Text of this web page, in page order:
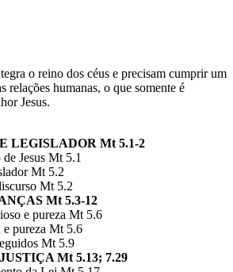
o reino dos céus e precisam cumprir um
relações humanas, o que somente é
Jesus.
LEGISLADOR Mt 5.1-2
Jesus Mt 5.1
Mt 5.2
Mt 5.2
Mt 5.3-12
e pureza Mt 5.6
e pureza Mt 5.6
Mt 5.9
Mt 5.13; 7.29